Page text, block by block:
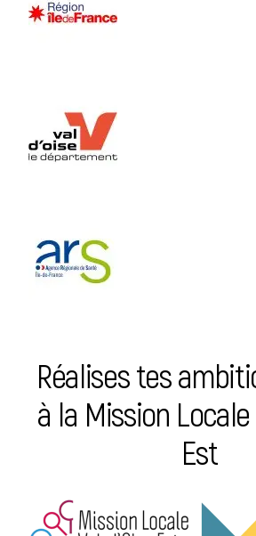
Réalises tes
à la Mission Locale
Est